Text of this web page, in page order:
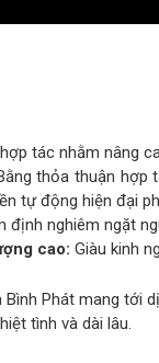
tác nhằm nâng
thỏa thuận hợp
tự động hiện đại
định nghiêm ngặt
cao: Giàu kinh
Phát mang tới
tình và dài lâu.